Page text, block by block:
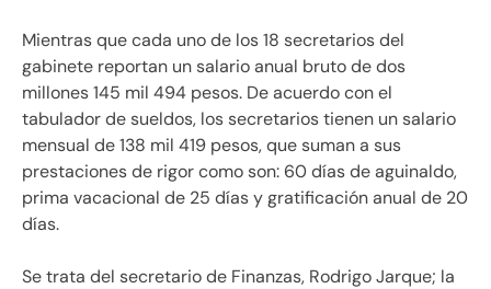
Mientras que cada uno de los 18 secretarios del
gabinete reportan un salario anual bruto de dos
millones 145 mil 494 pesos. De acuerdo con el
tabulador de sueldos, los secretarios tienen un salario
mensual de 138 mil 419 pesos, que suman a sus
prestaciones de rigor como son: 60 días de aguinaldo,
prima vacacional de 25 días y gratificación anual de 20
días.
Se trata del secretario de Finanzas, Rodrigo Jarque; la